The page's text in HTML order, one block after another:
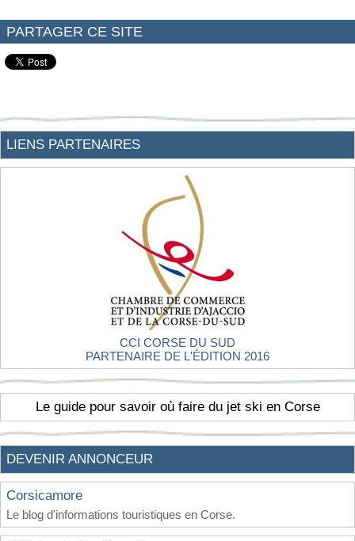
PARTAGER CE SITE
LIENS PARTENAIRES
CCI CORSE DU SUD
PARTENAIRE DE L'ÉDITION 2016
Le guide pour savoir où faire du jet ski en Corse
DEVENIR ANNONCEUR
Corsicamore
Le blog d'informations touristiques en Corse.